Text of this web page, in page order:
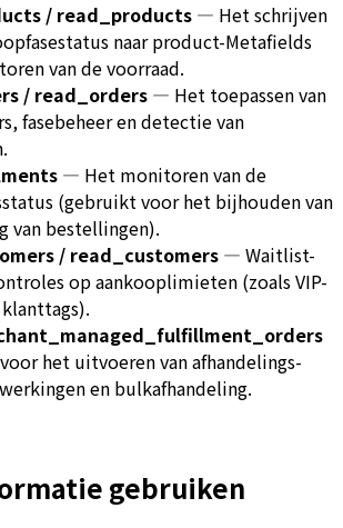
/ read_products — Het schrijven
naar product-Metafields
van de voorraad.
/ read_orders — Het toepassen van
fasebeheer en detectie van
— Het monitoren van de
(gebruikt voor het bijhouden van
van bestellingen).
/ read_customers — Waitlist-
op aankooplimieten (zoals VIP-
het uitvoeren van afhandelings-
en bulkafhandeling.
gebruiken